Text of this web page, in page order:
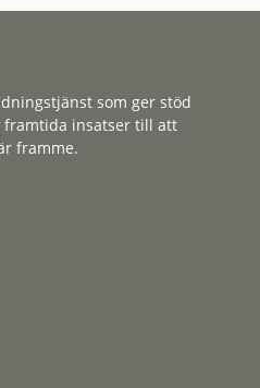
som ger stöd
framtida insatser till att
framme.